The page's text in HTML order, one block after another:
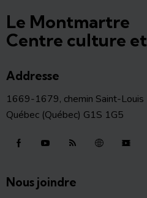
Le Montmartre
Centre culture
Addresse
1669-1679, chemin Saint-Louis
Québec (Québec) G1S 1G5
Nous joindre